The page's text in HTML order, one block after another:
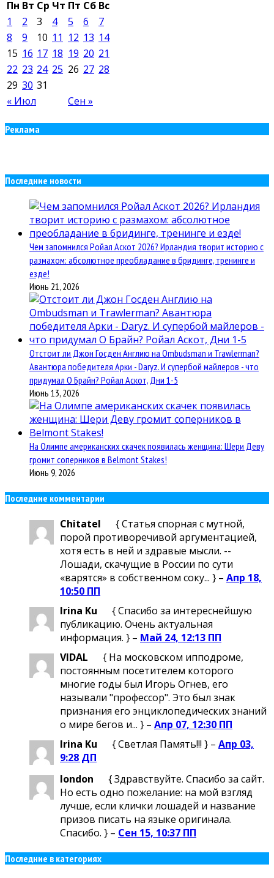
Пн Вт Ср Чт Пт Сб Вс
« Июл Сен »
1 2 3 4 5 6
7
8
9 10 11 12 13 14
15 16 17 18 19 20 21
22 23 24 25 26 27 28
29 30 31
Реклама
Последние новости
Чем запомнился Ройал Аскот 2026? Ирландия творит историю с
размахом: абсолютное преобладание в бридинге, тренинге и
езде!
Июнь 21, 2026
Отстоит ли Джон Госден Англию на Ombudsman и Trawlerman?
Авантюра победителя Арки - Daryz. И супербой майлеров - что
придумал О Брайн? Ройал Аскот, Дни 1-5
Июнь 13, 2026
На Олимпе американских скачек появилась женщина: Шери Деву
громит соперников в Belmont Stakes!
Июнь 9, 2026
Последние комментарии
Chitatel
{ Статья спорная с мутной,
порой противоречивой аргументацией,
хотя есть в ней и здравые мысли. --
Лошади, скачущие в России по сути
«варятся» в собственном соку... } – Апр 18,
10:50 ПП
Irina Ku
{ Спасибо за интереснейшую
публикацию. Очень актуальная
информация. } – Май 24, 12:13 ПП
VIDAL
{ На московском ипподроме,
постоянным посетителем которого
многие годы был Игорь Огнев, его
называли "профессор". Это был знак
признания его энциклопедических знаний
о мире бегов и... } – Апр 07, 12:30 ПП
Irina Ku
{ Светлая Память!!! } – Апр 03,
9:28 ДП
london
{ Здравствуйте. Спасибо за сайт.
Но есть одно пожелание: на мой взгляд
лучше, если клички лошадей и название
призов писать на языке оригинала.
Спасибо. } – Сен 15, 10:37 ПП
Последние в категориях